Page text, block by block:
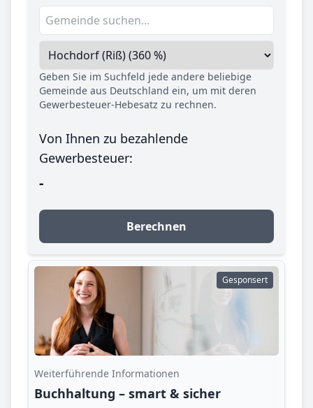
Geben Sie im Suchfeld jede andere beliebige
Gemeinde aus Deutschland ein, um mit deren
Gewerbesteuer-Hebesatz zu rechnen.
Von Ihnen zu bezahlende
Gewerbesteuer:
-
Berechnen
Gesponsert
Weiterführende Informationen
Buchhaltung – smart & sicher